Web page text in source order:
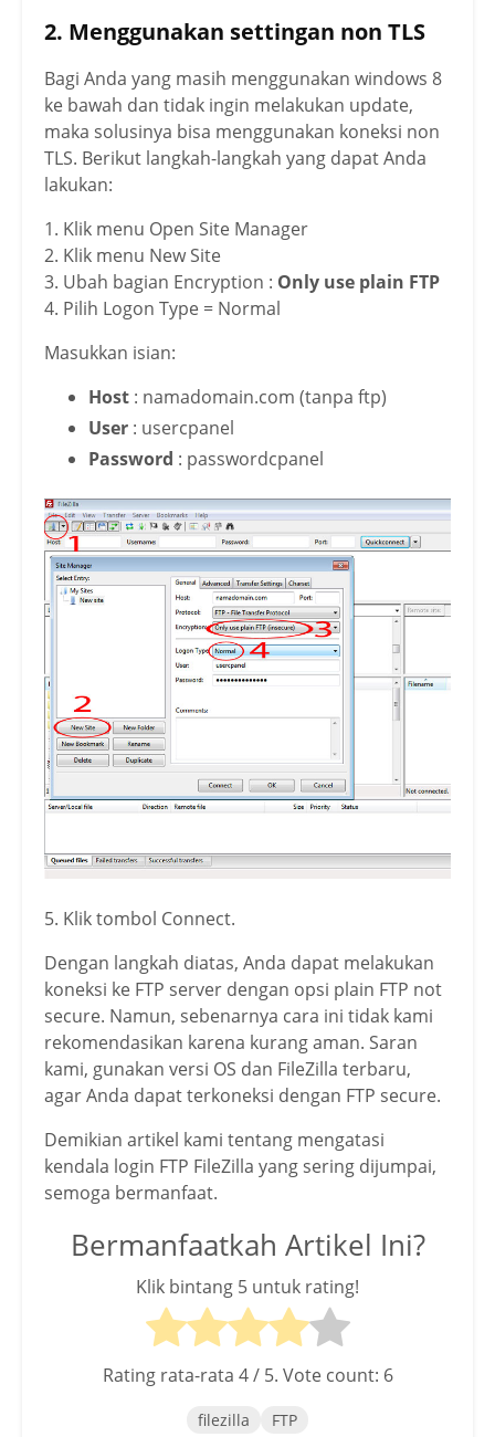
2. Menggunakan settingan non TLS
Bagi Anda yang masih menggunakan windows 8
ke bawah dan tidak ingin melakukan update,
maka solusinya bisa menggunakan koneksi non
TLS. Berikut langkah-langkah yang dapat Anda
lakukan:
1. Klik menu Open Site Manager
2. Klik menu New Site
3. Ubah bagian Encryption : Only use plain FTP
4. Pilih Logon Type = Normal
Masukkan isian:
Host : namadomain.com (tanpa ftp)
User : usercpanel
Password : passwordcpanel
5. Klik tombol Connect.
Dengan langkah diatas, Anda dapat melakukan
koneksi ke FTP server dengan opsi plain FTP not
secure. Namun, sebenarnya cara ini tidak kami
rekomendasikan karena kurang aman. Saran
kami, gunakan versi OS dan FileZilla terbaru,
agar Anda dapat terkoneksi dengan FTP secure.
Demikian artikel kami tentang mengatasi
kendala login FTP FileZilla yang sering dijumpai,
semoga bermanfaat.
Bermanfaatkah Artikel Ini?
Klik bintang 5 untuk rating!
Rating rata-rata 4/ 5. Vote count: 6
filezilla FTP